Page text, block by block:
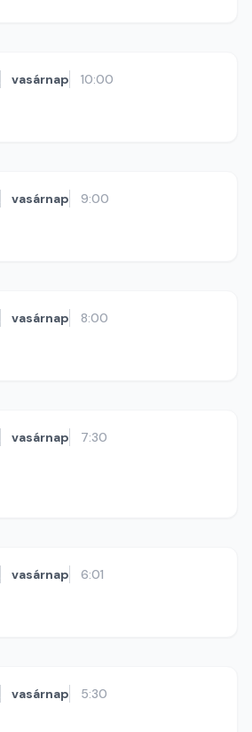
vasárnap 10:00
vasárnap 9:00
vasárnap 8:00
vasárnap 7:30
vasárnap 6:01
vasárnap 5:30